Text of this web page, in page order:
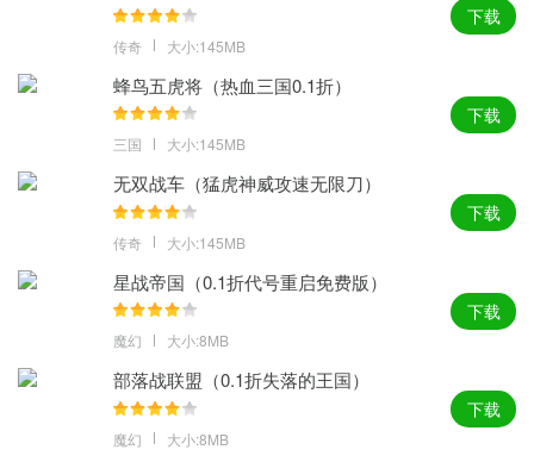
传奇 大小:145MB
下载
蜂鸟五虎将（热血三国0.1折）
三国 大小:145MB
下载
无双战车（猛虎神威攻速无限刀）
传奇 大小:145MB
下载
星战帝国（0.1折代号重启免费版）
魔幻 大小:8MB
下载
部落战联盟（0.1折失落的王国）
魔幻 大小:8MB
下载